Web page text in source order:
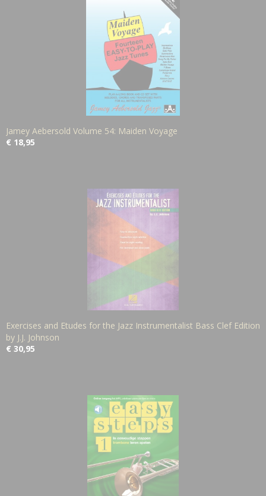
Jamey Aebersold Volume 54: Maiden Voyage
€ 18,95
Exercises and Etudes for the Jazz Instrumentalist Bass Clef Edition
by J.J. Johnson
€ 30,95